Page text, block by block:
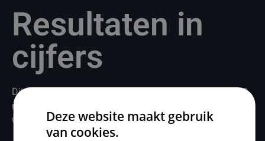
Resultaten in
cijfers
Dit is het resultaat van een geïntegreerde aanpak over 12
maanden.
Geen losse acties. Maar consistente groei.
Deze website maakt gebruik
van cookies.